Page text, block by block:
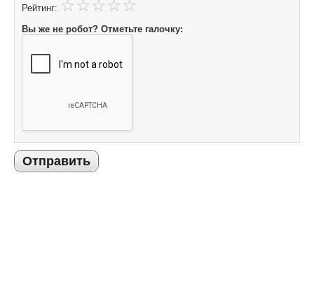
Рейтинг:
Вы же не робот? Отметьте галочку:
Отправить